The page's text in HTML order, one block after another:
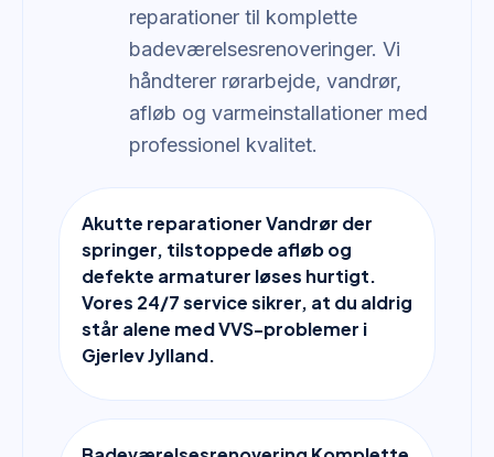
reparationer til komplette
badeværelsesrenoveringer. Vi
håndterer rørarbejde, vandrør,
afløb og varmeinstallationer med
professionel kvalitet.
Akutte reparationer Vandrør der
springer, tilstoppede afløb og
defekte armaturer løses hurtigt.
Vores 24/7 service sikrer, at du aldrig
står alene med VVS-problemer i
Gjerlev Jylland.